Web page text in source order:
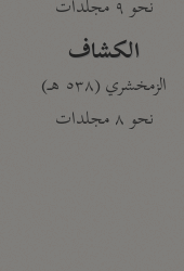
نحو ٩ مجلدات
الكشاف
الزمخشري (٥٣٨ هـ)
نحو ٨ مجلدات